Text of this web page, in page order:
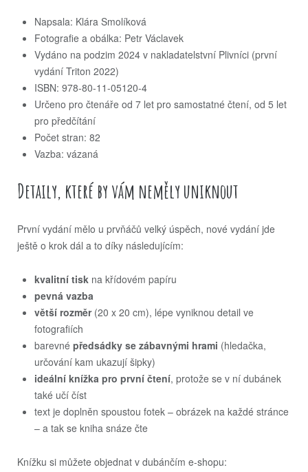
Napsala: Klára Smolíková
Fotografie a obálka: Petr Václavek
Vydáno na podzim 2024 v nakladatelstvní Plivníci (první
vydání Triton 2022)
ISBN: 978-80-11-05120-4
Určeno pro čtenáře od 7 let pro samostatné čtení, od 5 let
pro předčítání
Počet stran: 82
Vazba: vázaná
Detaily, které by vám neměly uniknout
První vydání mělo u prvňáčů velký úspěch, nové vydání jde
ještě o krok dál a to díky následujícím:
kvalitní tisk na křídovém papíru
pevná vazba
větší rozměr(20 x 20 cm), lépe vyniknou detail ve
fotografiích
barevné předsádky se zábavnými hrami (hledačka,
určování kam ukazují šipky)
ideální knížka pro první čtení, protože se v ní dubánek
také učí číst
text je doplněn spoustou fotek – obrázek na každé stránce
– a tak se kniha snáze čte
Knížku si můžete objednat v dubánčím e-shopu: